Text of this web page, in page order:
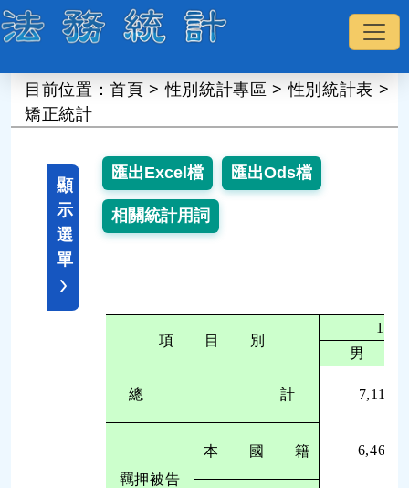
目前位置：首頁 >性別統計專區 >性別統計表 >
矯正統計
顯
示
選
單
項 目 別
111
男
總 計 7,113
羈押被告
本 國 籍 6,462